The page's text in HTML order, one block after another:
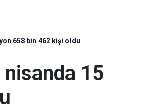
658 bin 462 kişi oldu
nisanda 15